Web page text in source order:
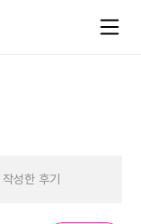
작성한 후기